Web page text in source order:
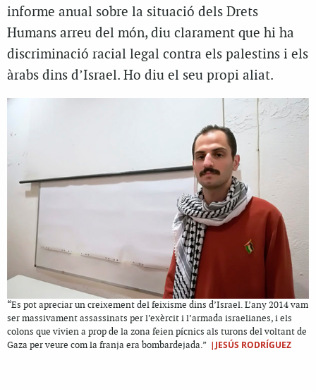
informe anual sobre la situació dels Drets
Humans arreu del món, diu clarament que hi ha
discriminació racial legal contra els palestins i els
àrabs dins d’Israel. Ho diu el seu propi aliat.
“Es pot apreciar un creixement del feixisme dins d’Israel. L’any 2014 vam
ser massivament assassinats per l’exèrcit i l’armada israelianes, i els
colons que vivien a prop de la zona feien pícnics als turons del voltant de
Gaza per veure com la franja era bombardejada.” |JESÚS RODRÍGUEZ